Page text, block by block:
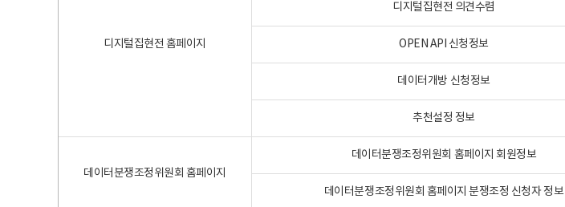
디지털집현전 홈페이지
디지털집현전 의견수렴
OPEN API 신청정보
데이터개방 신청정보
추천설정 정보
데이터분쟁조정위원회 홈페이지
데이터분쟁조정위원회 홈페이지 회원정보
데이터분쟁조정위원회 홈페이지 분쟁조정 신청자 정보